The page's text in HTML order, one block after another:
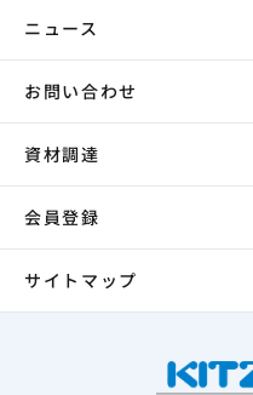
ニュース
お問い合わせ
資材調達
会員登録
サイトマップ